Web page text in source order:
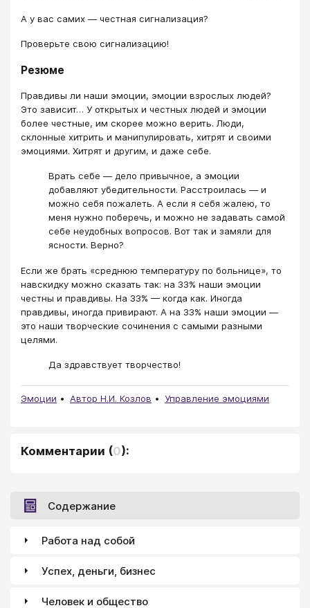
А у вас самих — честная сигнализация?
Проверьте свою сигнализацию!
Резюме
Правдивы ли наши эмоции, эмоции взрослых людей?
Это зависит… У открытых и честных людей и эмоции
более честные, им скорее можно верить. Люди,
склонные хитрить и манипулировать, хитрят и своими
эмоциями. Хитрят и другим, и даже себе.
Врать себе — дело привычное, а эмоции
добавляют убедительности. Расстроилась — и
можно себя пожалеть. А если я себя жалею, то
меня нужно поберечь, и можно не задавать самой
себе неудобных вопросов. Вот так и замяли для
ясности. Верно?
Если же брать «среднюю температуру по больнице», то
навскидку можно сказать так: на 33% наши эмоции
честны и правдивы. На 33% — когда как. Иногда
правдивы, иногда привирают. А на 33% наши эмоции —
это наши творческие сочинения с самыми разными
целями.
Да здравствует творчество!
Эмоции Автор Н.И. Козлов Управление эмоциями
Комментарии (0):
Содержание
Работа над собой
Успех, деньги, бизнес
Человек и общество